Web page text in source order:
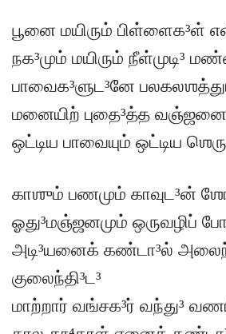
பூனை மயிரும் பிள்ளைக³ள்
நக³மும் மயிரும் நீள்முடி³
பாவைக³ளுட³னே
மனையிற் புதை³த்த
ஒட்டிய பாவையும் ஒட்டிய
காஶும் பணமும் காவுட³ன்
ஓது³மஞ்ஜனமும் ஒருவழிப்
அடி³யனைக் கண்டா³ல்
குலைந்தி³ட³
மாற்றார் வங்சக³ர் வந்து³